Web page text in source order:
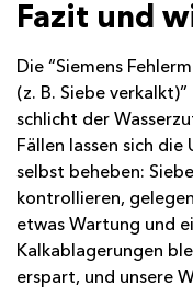
Fazit und
Die “Siemens
(z. B. Siebe
schlicht der
Fällen lassen sich
selbst beheben:
kontrollieren,
etwas Wartung und
Kalkablagerungen
erspart, und unsere